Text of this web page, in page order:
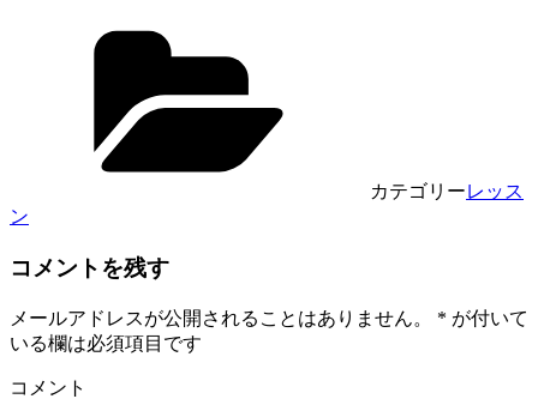
カテゴリーレッス
ン
コメントを残す
メールアドレスが公開されることはありません。 * が付いて
いる欄は必須項目です
コメント